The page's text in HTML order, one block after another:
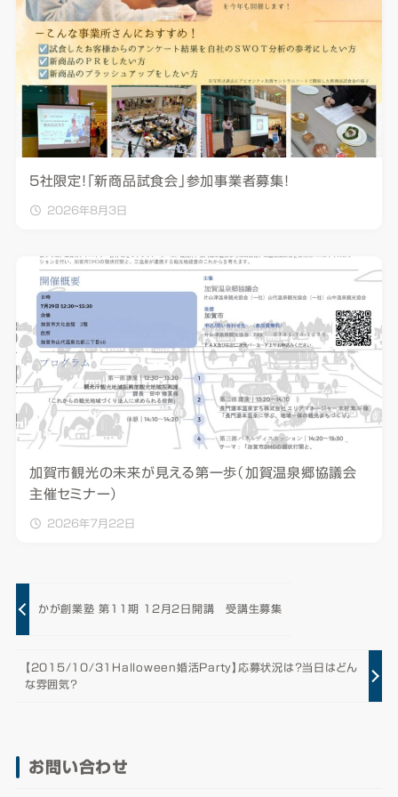
5社限定！「新商品試食会」参加事業者募集！
2026年8月3日
加賀市観光の未来が見える第一歩（加賀温泉郷協議会
主催セミナー）
2026年7月22日
かが創業塾 第11期 12月2日開講 受講生募集
【2015/10/31Halloween婚活Party】応募状況は？当日はどん
な雰囲気？
お問い合わせ